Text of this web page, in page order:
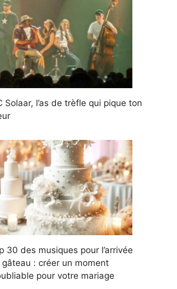
Solaar, l’as de trèfle qui pique ton
30 des musiques pour l’arrivée
gâteau : créer un moment
pour votre mariage